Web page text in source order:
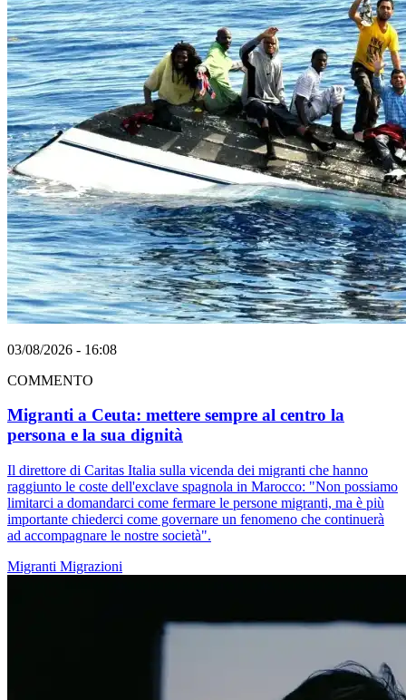
03/08/2026 - 16:08
COMMENTO
Migranti a Ceuta: mettere sempre al centro la
persona e la sua dignità
Il direttore di Caritas Italia sulla vicenda dei migranti che hanno
raggiunto le coste dell'exclave spagnola in Marocco: "Non possiamo
limitarci a domandarci come fermare le persone migranti, ma è più
importante chiederci come governare un fenomeno che continuerà
ad accompagnare le nostre società".
Migranti Migrazioni